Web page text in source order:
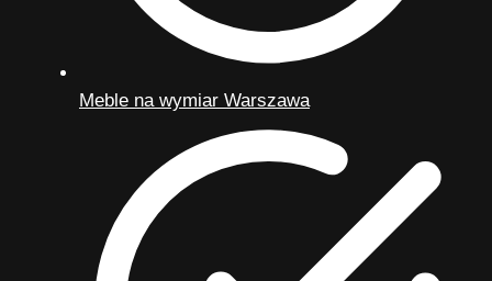
Meble na wymiar Warszawa